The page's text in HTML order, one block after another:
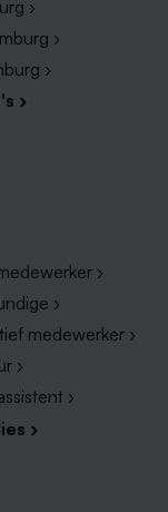
›
›
›
›
›
›
medewerker ›
›
›
›